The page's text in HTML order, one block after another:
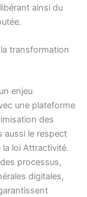
ainsi du
transformation
enjeu
une plateforme
des
aussi le respect
loi Attractivité.
processus,
digitales,